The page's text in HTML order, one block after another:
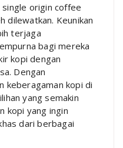
origin coffee
dilewatkan. Keunikan
terjaga
bagi mereka
kopi dengan
Dengan
keberagaman kopi di
yang semakin
kopi yang ingin
dari berbagai